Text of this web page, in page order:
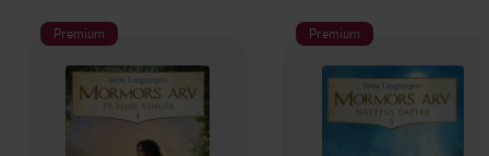
Premium Premium